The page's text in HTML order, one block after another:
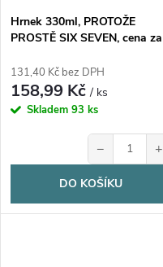
o
d
u
ů
o
d
u
k
t
Hrnek 330ml, PROTOŽE
PROSTĚ SIX SEVEN, cena za
131,40 Kč bez DPH
158,99 Kč/ ks
Skladem 93 ks
− +
DO KOŠÍKU